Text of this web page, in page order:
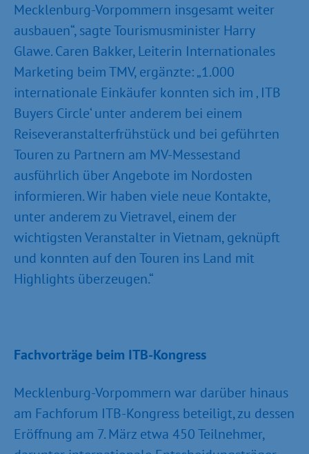
Mecklenburg-Vorpommern insgesamt weiter
ausbauen“, sagte Tourismusminister Harry
Glawe. Caren Bakker, Leiterin Internationales
Marketing beim TMV, ergänzte: „1.000
internationale Einkäufer konnten sich im ‚ ITB
Buyers Circle‘ unter anderem bei einem
Reiseveranstalterfrühstück und bei geführten
Touren zu Partnern am MV-Messestand
ausführlich über Angebote im Nordosten
informieren. Wir haben viele neue Kontakte,
unter anderem zu Vietravel, einem der
wichtigsten Veranstalter in Vietnam, geknüpft
und konnten auf den Touren ins Land mit
Highlights überzeugen.“
Fachvorträge beim ITB-Kongress
Mecklenburg-Vorpommern war darüber hinaus
am Fachforum ITB-Kongress beteiligt, zu dessen
Eröffnung am 7. März etwa 450 Teilnehmer,